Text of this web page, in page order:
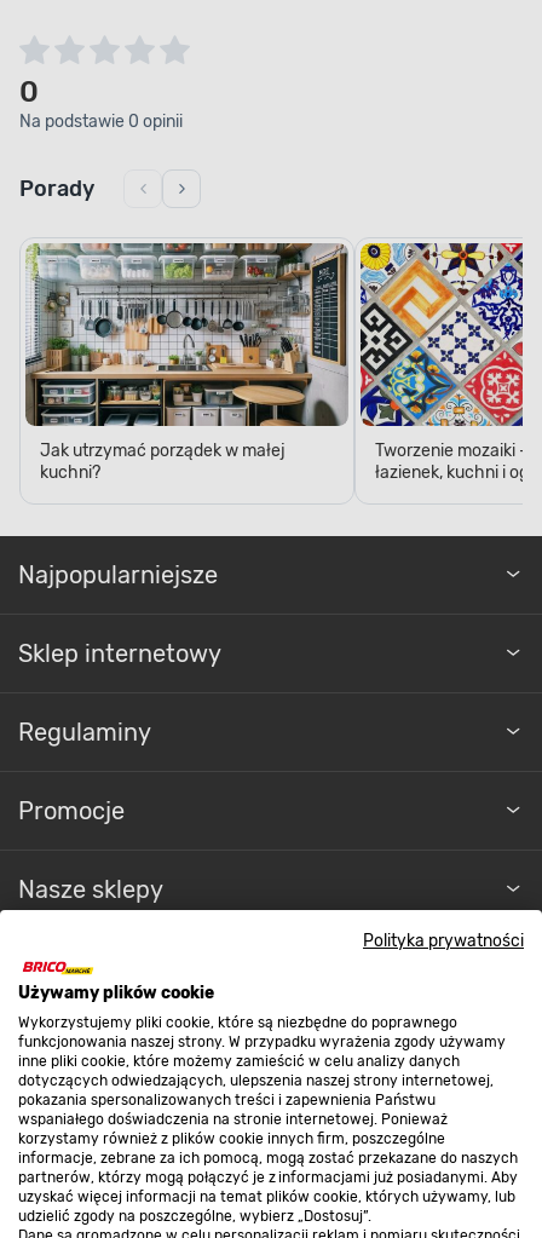
Polityka prywatności
Używamy plików cookie
Wykorzystujemy pliki cookie, które są niezbędne do poprawnego
funkcjonowania naszej strony. W przypadku wyrażenia zgody używamy
inne pliki cookie, które możemy zamieścić w celu analizy danych
dotyczących odwiedzających, ulepszenia naszej strony internetowej,
pokazania spersonalizowanych treści i zapewnienia Państwu
wspaniałego doświadczenia na stronie internetowej. Ponieważ
korzystamy również z plików cookie innych firm, poszczególne
informacje, zebrane za ich pomocą, mogą zostać przekazane do naszych
partnerów, którzy mogą połączyć je z informacjami już posiadanymi. Aby
uzyskać więcej informacji na temat plików cookie, których używamy, lub
udzielić zgody na poszczególne, wybierz „Dostosuj”.
0
Na podstawie 0 opinii
Porady
Jak utrzymać porządek w małej
kuchni?
Tworzenie mozaiki -
łazienek, kuchni i
Najpopularniejsze
Sklep internetowy
Regulaminy
Promocje
Nasze sklepy
O nas
Kontakt do sklepu
Strefa biznesu
Dołącz do nas